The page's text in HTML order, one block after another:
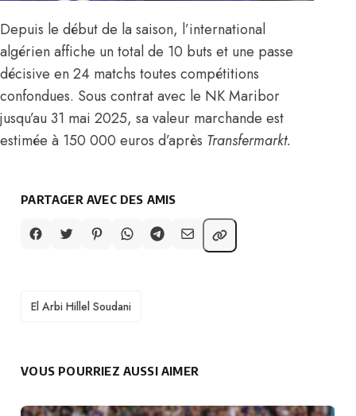
Depuis le début de la saison, l’international
algérien affiche un total de 10 buts et une passe
décisive en 24 matchs toutes compétitions
confondues. Sous contrat avec le NK Maribor
jusqu’au 31 mai 2025, sa valeur marchande est
estimée à 150 000 euros d’après Transfermarkt.
PARTAGER AVEC DES AMIS
TAGS
El Arbi Hillel Soudani
VOUS POURRIEZ AUSSI AIMER